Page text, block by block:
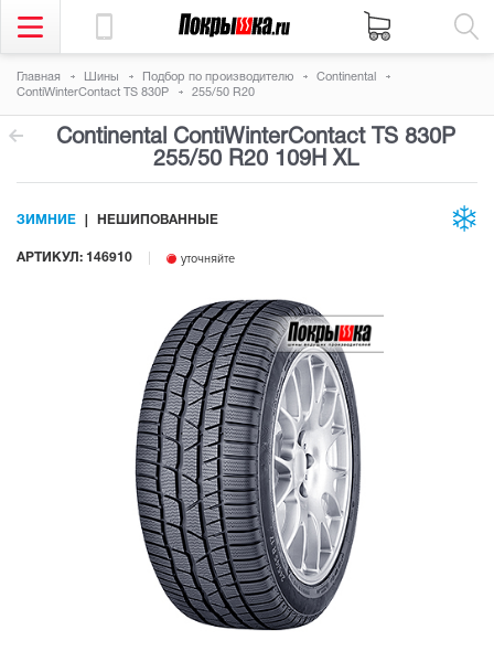
Главная Шины Подбор по производителю
Continental
ContiWinterContact TS 830P
255/50 R20
Continental ContiWinterContact TS 830P
255/50 R20 109H XL
АРТИКУЛ: 146910 уточняйте
ЗИМНИЕ НЕШИПОВАННЫЕ